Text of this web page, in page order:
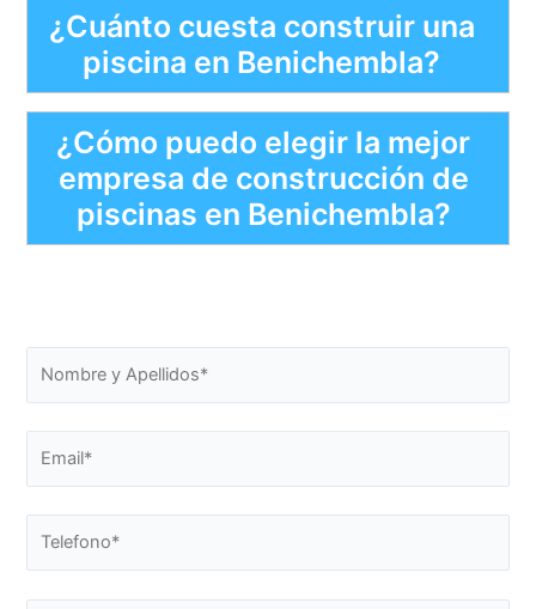
¿Cuánto cuesta construir una
piscina en Benichembla?
¿Cómo puedo elegir la mejor
empresa de construcción de
piscinas en Benichembla?